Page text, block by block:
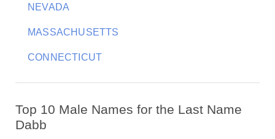
NEVADA
MASSACHUSETTS
CONNECTICUT
Top 10 Male Names for the Last Name
Dabb